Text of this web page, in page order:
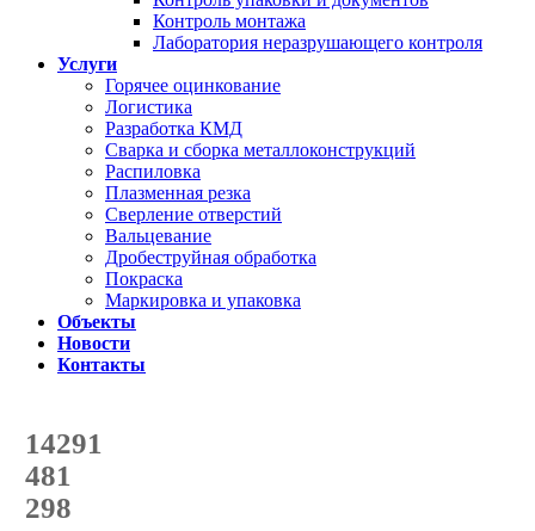
Контроль монтажа
Лаборатория неразрушающего контроля
Услуги
Горячее оцинкование
Логистика
Разработка КМД
Сварка и сборка металлоконструкций
Распиловка
Плазменная резка
Сверление отверстий
Вальцевание
Дробеструйная обработка
Покраска
Маркировка и упаковка
Объекты
Новости
Контакты
14291
с начала года
481
с начала месяца
298
с начала недели